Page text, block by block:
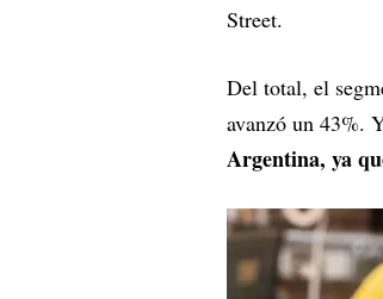
Street.
Del total, el
avanzó un 43%.
Argentina, ya